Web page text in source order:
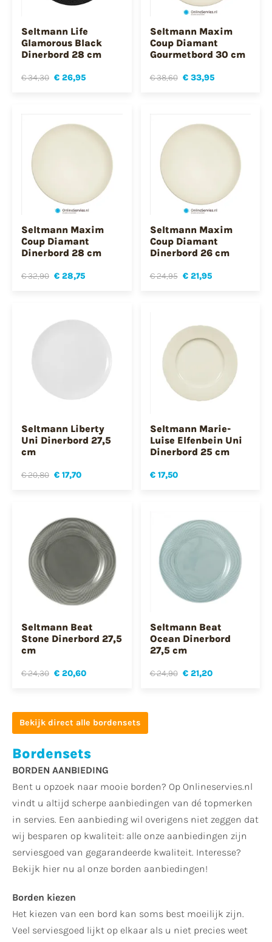
Seltmann Life
Glamorous Black
Dinerbord 28 cm
€ 34,30 € 26,95
Seltmann Maxim
Coup Diamant
Gourmetbord 30 cm
€ 38,60 € 33,95
Seltmann Maxim
Coup Diamant
Dinerbord 28 cm
€ 32,90 € 28,75
Seltmann Maxim
Coup Diamant
Dinerbord 26 cm
€ 24,95 € 21,95
Seltmann Liberty
Uni Dinerbord 27,5
cm
€ 20,80 € 17,70
Seltmann Marie-
Luise Elfenbein Uni
Dinerbord 25 cm
€ 17,50
Seltmann Beat
Stone Dinerbord 27,5
cm
€ 24,30 € 20,60
Seltmann Beat
Ocean Dinerbord
27,5 cm
€ 24,90 € 21,20
Bekijk direct alle bordensets
Bordensets
BORDEN AANBIEDING
Bent u opzoek naar mooie borden? Op Onlineservies.nl
vindt u altijd scherpe aanbiedingen van dé topmerken
in servies. Een aanbieding wil overigens niet zeggen dat
wij besparen op kwaliteit: alle onze aanbiedingen zijn
serviesgoed van gegarandeerde kwaliteit. Interesse?
Bekijk hier nu al onze borden aanbiedingen!
Borden kiezen
Het kiezen van een bord kan soms best moeilijk zijn.
Veel serviesgoed lijkt op elkaar als u niet precies weet